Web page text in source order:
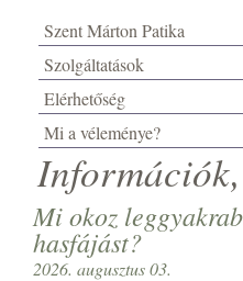
Szent Márton Patika
Szolgáltatások
Elérhetőség
Mi a véleménye?
Információk,
Mi okoz
hasfájást?
2026. augusztus 03.